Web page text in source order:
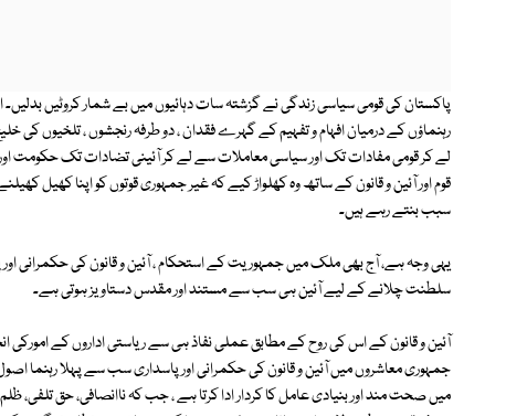
پاکستان کی قومی سیاسی زندگی نے گزشتہ سات دہائیوں میں بے شمار کروٹیں بدلیں۔
رہنماؤں کے درمیان افہام و تفہیم کے گہرے فقدان ، دو طرفہ رنجشوں ، تلخیوں
لے کر قومی مفادات تک اور سیاسی معاملات سے لے کر آئینی تضادات تک حکومت
قوم اور آئین و قانون کے ساتھ وہ کھلواڑ کیے کہ غیر جمہوری قوتوں کو اپنا کھیل
سبب بنتے رہے ہیں۔
یہی وجہ ہے، آج بھی ملک میں جمہوریت کے استحکام ، آئین و قانون کی حکمرانی اور
سلطنت چلانے کے لیے آئین ہی سب سے مستند اور مقدس دستاویز ہوتی ہے۔
آئین و قانون کے اس کی روح کے مطابق عملی نفاذ ہی سے ریاستی اداروں کے امورکی
جمہوری معاشروں میں آئین و قانون کی حکمرانی اور پاسداری سب سے پہلا
میں صحت مند اور بنیادی عامل کا کردار ادا کرتا ہے ، جب کہ ناانصافی، حق تلفی،